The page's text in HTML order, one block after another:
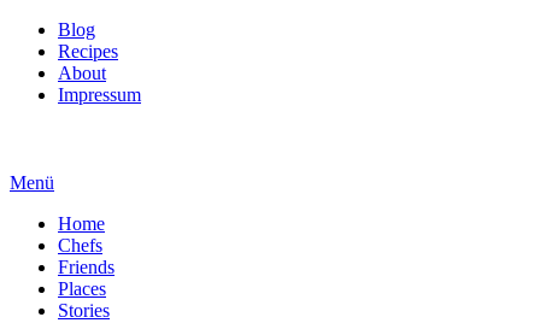
Blog
Recipes
About
Impressum
Menü
Home
Chefs
Friends
Places
Stories